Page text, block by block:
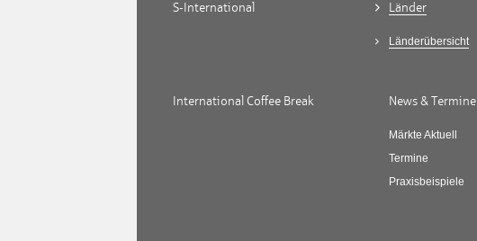
S-International Länder
Länderübersicht
International Coffee Break News & Termine
Märkte Aktuell
Termine
Praxisbeispiele